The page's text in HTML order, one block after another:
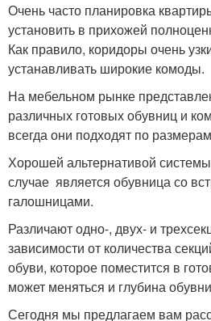
Очень часто планировка
установить в прихожей
Как правило, коридоры очень
устанавливать широкие комоды.
На мебельном рынке
различных готовых обувниц и
всегда они подходят по
Хорошей альтернативой
случае является обувница со
галошницами.
Различают одно-, двух- и
зависимости от количества
обуви, которое поместится в
может меняться и глубина
Сегодня мы предлагаем вам